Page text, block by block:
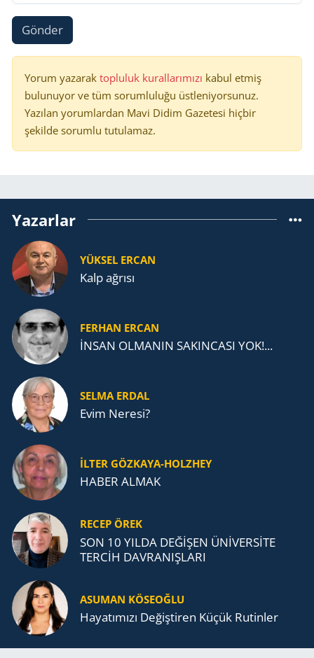
Gönder
Yorum yazarak topluluk kurallarımızı kabul etmiş
bulunuyor ve tüm sorumluluğu üstleniyorsunuz.
Yazılan yorumlardan Mavi Didim Gazetesi hiçbir
şekilde sorumlu tutulamaz.
Yazarlar
YÜKSEL ERCAN
Kalp ağrısı
FERHAN ERCAN
İNSAN OLMANIN SAKINCASI YOK!...
SELMA ERDAL
Evim Neresi?
İLTER GÖZKAYA-HOLZHEY
HABER ALMAK
RECEP ÖREK
SON 10 YILDA DEĞİŞEN ÜNİVERSİTE
TERCİH DAVRANIŞLARI
ASUMAN KÖSEOĞLU
Ha­ya­tı­mı­zı De­ğiş­ti­ren Küçük Ru­tin­ler